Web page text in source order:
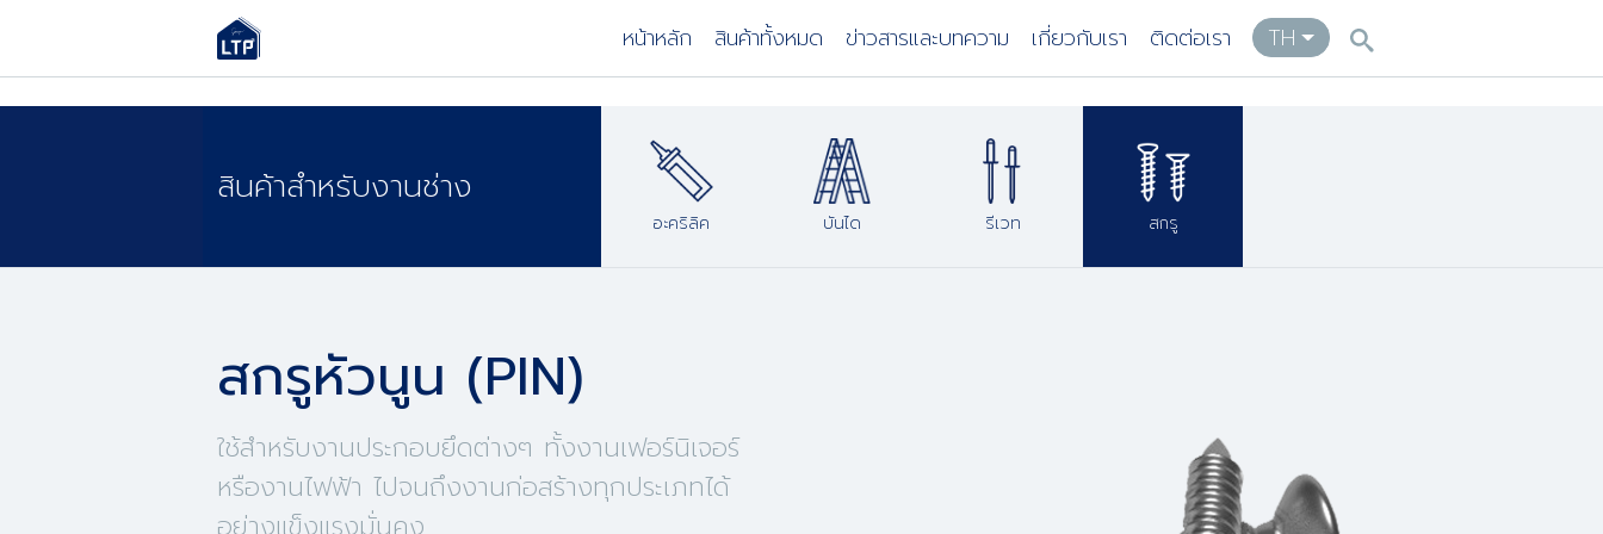
หน้าหลัก สินค้าทั้งหมด ข่าวสารและบทความ เกี่ยวกับเรา ติดต่อเรา TH
สินค้าสำหรับงานช่าง
อะคริลิค บันได รีเวท สกรู
สกรูหัวนูน (PIN)
ใช้สำหรับงานประกอบยึดต่างๆ ทั้งงานเฟอร์นิเจอร์
หรืองานไฟฟ้า ไปจนถึงงานก่อสร้างทุกประเภทได้